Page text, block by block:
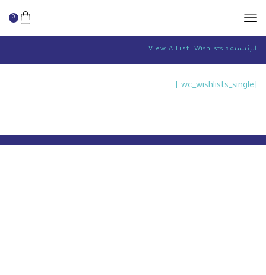
0
الرئيسية Wishlists
View A List
[wc_wishlists_single ]